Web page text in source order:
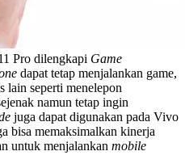
Pro dilengkapi Game
dapat tetap menjalankan game,
lain seperti menelepon
namun tetap ingin
juga dapat digunakan pada Vivo
bisa memaksimalkan kinerja
untuk menjalankan mobile